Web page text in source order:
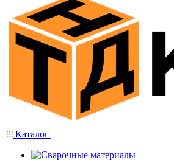
Каталог